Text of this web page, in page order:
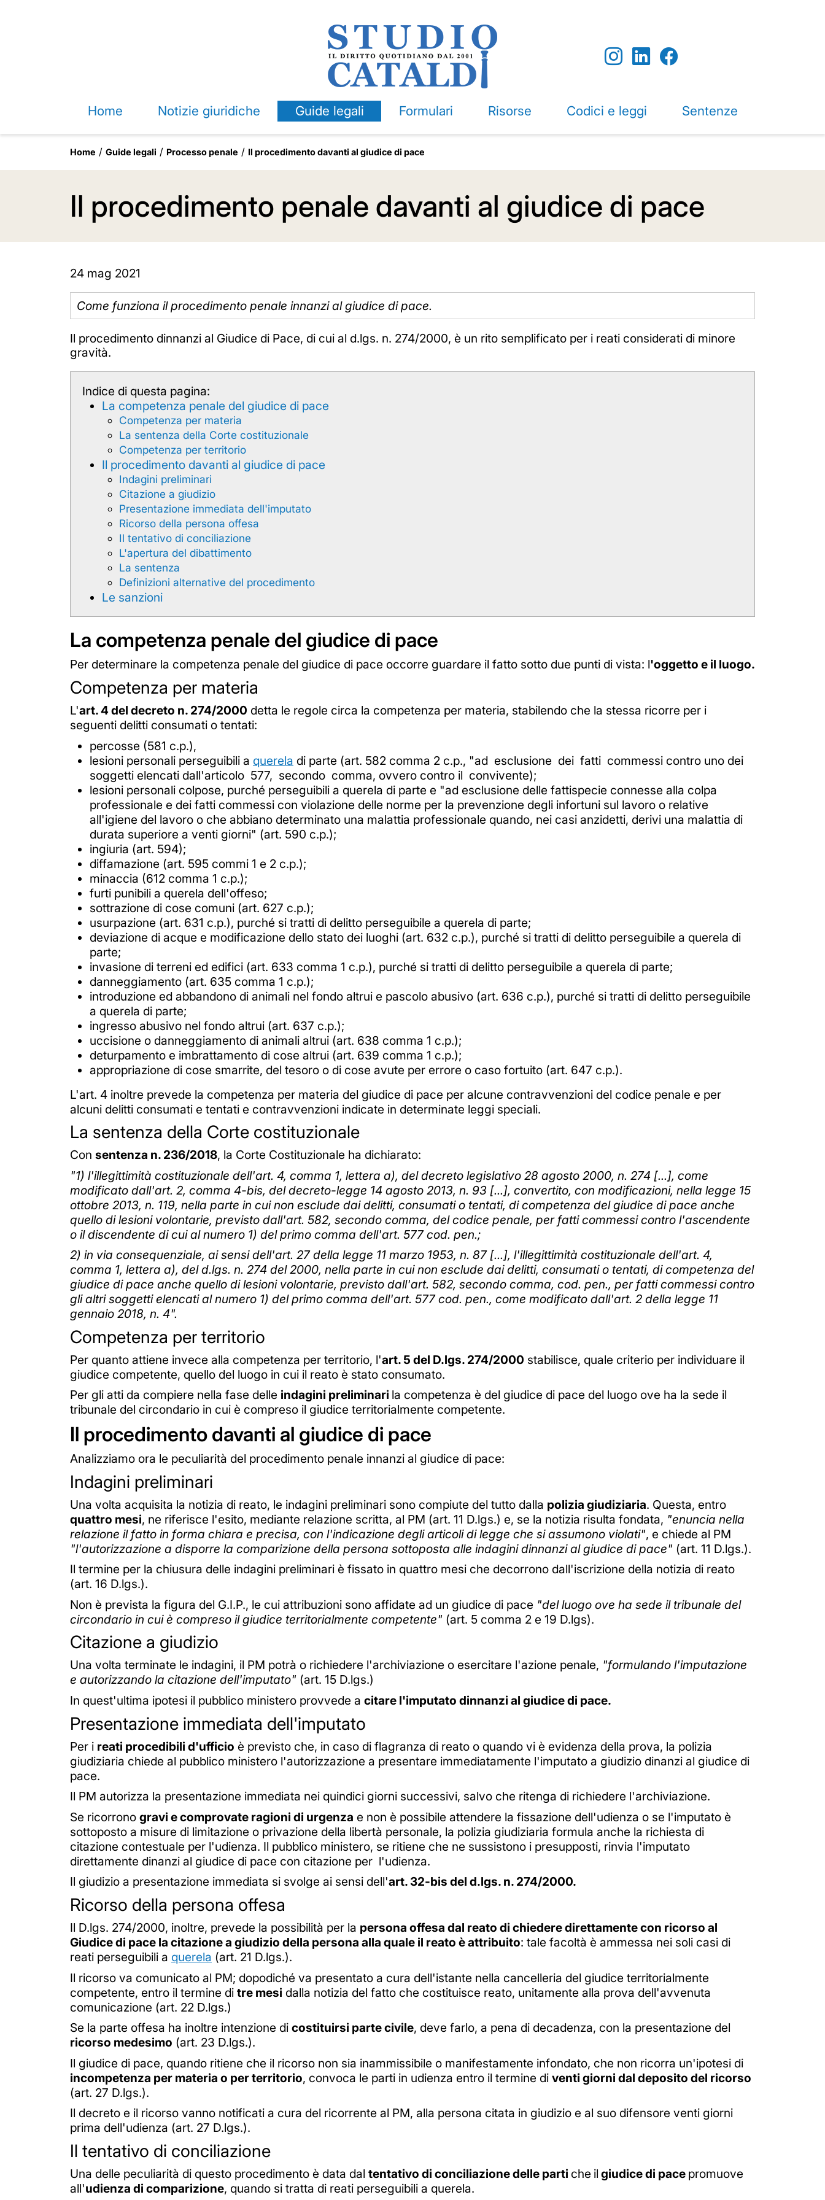
Home Notizie giuridiche Guide legali Formulari Risorse Codici e leggi Sentenze
Home Guide legali Processo penale Il procedimento davanti al giudice di pace
Il procedimento penale davanti al giudice di pace
24 mag 2021
Come funziona il procedimento penale innanzi al giudice di pace.
Il procedimento dinnanzi al Giudice di Pace, di cui al d.lgs. n. 274/2000, è un rito semplificato per i reati considerati di minore
gravità.
Indice di questa pagina:
La competenza penale del giudice di pace
Competenza per materia
La sentenza della Corte costituzionale
Competenza per territorio
Il procedimento davanti al giudice di pace
Indagini preliminari
Citazione a giudizio
Presentazione immediata dell'imputato
Ricorso della persona offesa
Il tentativo di conciliazione
L'apertura del dibattimento
La sentenza
Definizioni alternative del procedimento
Le sanzioni
La competenza penale del giudice di pace
Per determinare la competenza penale del giudice di pace occorre guardare il fatto sotto due punti di vista: l'oggetto e il luogo.
Competenza per materia
L'art. 4 del decreto n. 274/2000 detta le regole circa la competenza per materia, stabilendo che la stessa ricorre per i
seguenti delitti consumati o tentati:
percosse (581 c.p.),
lesioni personali perseguibili a querela di parte (art. 582 comma 2 c.p., "ad esclusione dei fatti commessi contro uno dei
soggetti elencati dall'articolo 577, secondo comma, ovvero contro il convivente);
lesioni personali colpose, purché perseguibili a querela di parte e "ad esclusione delle fattispecie connesse alla colpa
professionale e dei fatti commessi con violazione delle norme per la prevenzione degli infortuni sul lavoro o relative
all'igiene del lavoro o che abbiano determinato una malattia professionale quando, nei casi anzidetti, derivi una malattia di
durata superiore a venti giorni" (art. 590 c.p.);
ingiuria (art. 594);
diffamazione (art. 595 commi 1 e 2 c.p.);
minaccia (612 comma 1 c.p.);
furti punibili a querela dell'offeso;
sottrazione di cose comuni (art. 627 c.p.);
usurpazione (art. 631 c.p.), purché si tratti di delitto perseguibile a querela di parte;
deviazione di acque e modificazione dello stato dei luoghi (art. 632 c.p.), purché si tratti di delitto perseguibile a querela di
parte;
invasione di terreni ed edifici (art. 633 comma 1 c.p.), purché si tratti di delitto perseguibile a querela di parte;
danneggiamento (art. 635 comma 1 c.p.);
introduzione ed abbandono di animali nel fondo altrui e pascolo abusivo (art. 636 c.p.), purché si tratti di delitto perseguibile
a querela di parte;
ingresso abusivo nel fondo altrui (art. 637 c.p.);
uccisione o danneggiamento di animali altrui (art. 638 comma 1 c.p.);
deturpamento e imbrattamento di cose altrui (art. 639 comma 1 c.p.);
appropriazione di cose smarrite, del tesoro o di cose avute per errore o caso fortuito (art. 647 c.p.).
L'art. 4 inoltre prevede la competenza per materia del giudice di pace per alcune contravvenzioni del codice penale e per
alcuni delitti consumati e tentati e contravvenzioni indicate in determinate leggi speciali.
La sentenza della Corte costituzionale
Con sentenza n. 236/2018, la Corte Costituzionale ha dichiarato:
"1) l'illegittimità costituzionale dell'art. 4, comma 1, lettera a), del decreto legislativo 28 agosto 2000, n. 274 [...], come
modificato dall'art. 2, comma 4-bis, del decreto-legge 14 agosto 2013, n. 93 [...], convertito, con modificazioni, nella legge 15
ottobre 2013, n. 119, nella parte in cui non esclude dai delitti, consumati o tentati, di competenza del giudice di pace anche
quello di lesioni volontarie, previsto dall'art. 582, secondo comma, del codice penale, per fatti commessi contro l'ascendente
o il discendente di cui al numero 1) del primo comma dell'art. 577 cod. pen.;
2) in via consequenziale, ai sensi dell'art. 27 della legge 11 marzo 1953, n. 87 [...], l'illegittimità costituzionale dell'art. 4,
comma 1, lettera a), del d.lgs. n. 274 del 2000, nella parte in cui non esclude dai delitti, consumati o tentati, di competenza del
giudice di pace anche quello di lesioni volontarie, previsto dall'art. 582, secondo comma, cod. pen., per fatti commessi contro
gli altri soggetti elencati al numero 1) del primo comma dell'art. 577 cod. pen., come modificato dall'art. 2 della legge 11
gennaio 2018, n. 4".
Competenza per territorio
Per quanto attiene invece alla competenza per territorio, l'art. 5 del D.lgs. 274/2000 stabilisce, quale criterio per individuare il
giudice competente, quello del luogo in cui il reato è stato consumato.
Per gli atti da compiere nella fase delle indagini preliminari la competenza è del giudice di pace del luogo ove ha la sede il
tribunale del circondario in cui è compreso il giudice territorialmente competente.
Il procedimento davanti al giudice di pace
Analizziamo ora le peculiarità del procedimento penale innanzi al giudice di pace:
Indagini preliminari
Una volta acquisita la notizia di reato, le indagini preliminari sono compiute del tutto dalla polizia giudiziaria. Questa, entro
quattro mesi, ne riferisce l'esito, mediante relazione scritta, al PM (art. 11 D.lgs.) e, se la notizia risulta fondata, "enuncia nella
relazione il fatto in forma chiara e precisa, con l'indicazione degli articoli di legge che si assumono violati", e chiede al PM
"l'autorizzazione a disporre la comparizione della persona sottoposta alle indagini dinnanzi al giudice di pace" (art. 11 D.lgs.).
Il termine per la chiusura delle indagini preliminari è fissato in quattro mesi che decorrono dall'iscrizione della notizia di reato
(art. 16 D.lgs.).
Non è prevista la figura del G.I.P., le cui attribuzioni sono affidate ad un giudice di pace "del luogo ove ha sede il tribunale del
circondario in cui è compreso il giudice territorialmente competente" (art. 5 comma 2 e 19 D.lgs).
Citazione a giudizio
Una volta terminate le indagini, il PM potrà o richiedere l'archiviazione o esercitare l'azione penale, "formulando l'imputazione
e autorizzando la citazione dell'imputato" (art. 15 D.lgs.)
In quest'ultima ipotesi il pubblico ministero provvede a citare l'imputato dinnanzi al giudice di pace.
Presentazione immediata dell'imputato
Per i reati procedibili d'ufficio è previsto che, in caso di flagranza di reato o quando vi è evidenza della prova, la polizia
giudiziaria chiede al pubblico ministero l'autorizzazione a presentare immediatamente l'imputato a giudizio dinanzi al giudice di
pace.
Il PM autorizza la presentazione immediata nei quindici giorni successivi, salvo che ritenga di richiedere l'archiviazione.
Se ricorrono gravi e comprovate ragioni di urgenza e non è possibile attendere la fissazione dell'udienza o se l'imputato è
sottoposto a misure di limitazione o privazione della libertà personale, la polizia giudiziaria formula anche la richiesta di
citazione contestuale per l'udienza. Il pubblico ministero, se ritiene che ne sussistono i presupposti, rinvia l'imputato
direttamente dinanzi al giudice di pace con citazione per l'udienza.
Il giudizio a presentazione immediata si svolge ai sensi dell'art. 32-bis del d.lgs. n. 274/2000.
Ricorso della persona offesa
Il D.lgs. 274/2000, inoltre, prevede la possibilità per la persona offesa dal reato di chiedere direttamente con ricorso al
Giudice di pace la citazione a giudizio della persona alla quale il reato è attribuito: tale facoltà è ammessa nei soli casi di
reati perseguibili a querela (art. 21 D.lgs.).
Il ricorso va comunicato al PM; dopodiché va presentato a cura dell'istante nella cancelleria del giudice territorialmente
competente, entro il termine di tre mesi dalla notizia del fatto che costituisce reato, unitamente alla prova dell'avvenuta
comunicazione (art. 22 D.lgs.)
Se la parte offesa ha inoltre intenzione di costituirsi parte civile, deve farlo, a pena di decadenza, con la presentazione del
ricorso medesimo (art. 23 D.lgs.).
Il giudice di pace, quando ritiene che il ricorso non sia inammissibile o manifestamente infondato, che non ricorra un'ipotesi di
incompetenza per materia o per territorio, convoca le parti in udienza entro il termine di venti giorni dal deposito del ricorso
(art. 27 D.lgs.).
Il decreto e il ricorso vanno notificati a cura del ricorrente al PM, alla persona citata in giudizio e al suo difensore venti giorni
prima dell'udienza (art. 27 D.lgs.).
Il tentativo di conciliazione
Una delle peculiarità di questo procedimento è data dal tentativo di conciliazione delle parti che il giudice di pace promuove
all'udienza di comparizione, quando si tratta di reati perseguibili a querela.